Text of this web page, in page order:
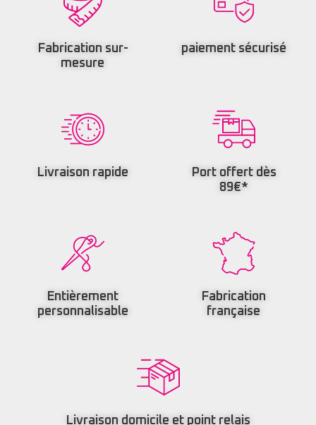
Fabrication sur-
mesure
paiement sécurisé
Livraison rapide
Port offert dès
89€*
Entièrement
personnalisable
Fabrication
française
Livraison domicile et point relais